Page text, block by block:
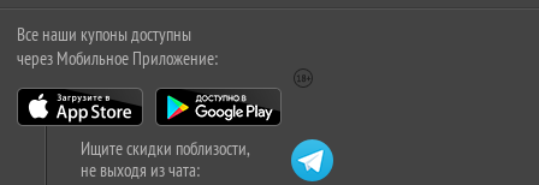
Все наши купоны доступны
через Мобильное Приложение:
Ищите скидки поблизости,
не выходя из чата: